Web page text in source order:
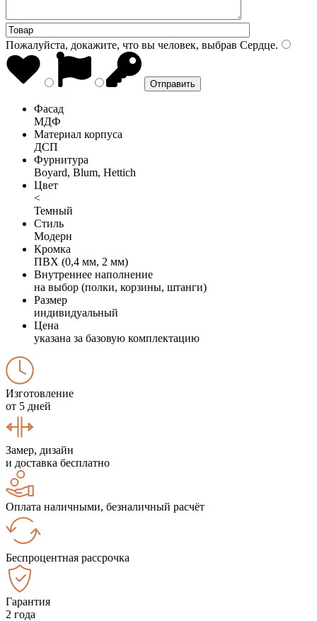
Пожалуйста, докажите, что вы человек, выбрав Сердце.
Фасад
МДФ
Материал корпуса
ДСП
Фурнитура
Boyard, Blum, Hettich
Цвет
<
Темный
Стиль
Модерн
Кромка
ПВХ (0,4 мм, 2 мм)
Внутреннее наполнение
на выбор (полки, корзины, штанги)
Размер
индивидуальный
Цена
указана за базовую комплектацию
Изготовление
от 5 дней
Замер, дизайн
и доставка бесплатно
Оплата наличными, безналичный расчёт
Беспроцентная рассрочка
Гарантия
2 года